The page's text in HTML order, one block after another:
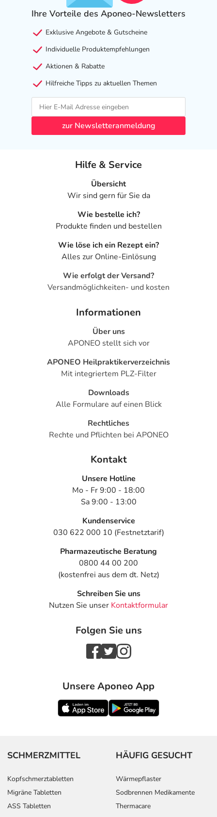
Ihre Vorteile des Aponeo-Newsletters
Exklusive Angebote & Gutscheine
Individuelle Produktempfehlungen
Aktionen & Rabatte
Hilfreiche Tipps zu aktuellen Themen
zur Newsletteranmeldung
Hilfe & Service
Übersicht
Wir sind gern für Sie da
Wie bestelle ich?
Produkte finden und bestellen
Wie löse ich ein Rezept ein?
Alles zur Online-Einlösung
Wie erfolgt der Versand?
Versandmöglichkeiten- und kosten
Informationen
Über uns
APONEO stellt sich vor
APONEO Heilpraktikerverzeichnis
Mit integriertem PLZ-Filter
Downloads
Alle Formulare auf einen Blick
Rechtliches
Rechte und Pflichten bei APONEO
Kontakt
Unsere Hotline
Mo - Fr 9:00 - 18:00
Sa 9:00 - 13:00
Kundenservice
030 622 000 10 (Festnetztarif)
Pharmazeutische Beratung
0800 44 00 200
(kostenfrei aus dem dt. Netz)
Schreiben Sie uns
Nutzen Sie unser Kontaktformular
Folgen Sie uns
Unsere Aponeo App
SCHMERZMITTEL
Kopfschmerztabletten
Migräne Tabletten
ASS Tabletten
HÄUFIG GESUCHT
Wärmepflaster
Sodbrennen Medikamente
Thermacare